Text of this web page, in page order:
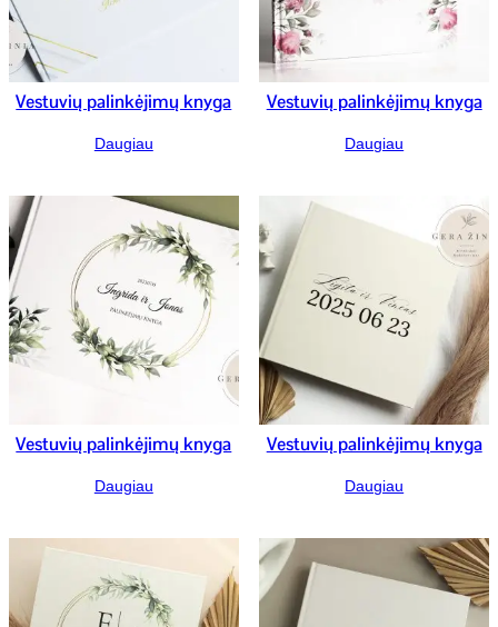
Vestuvių palinkėjimų knyga
Daugiau
Vestuvių palinkėjimų knyga
Daugiau
Vestuvių palinkėjimų knyga
Daugiau
Vestuvių palinkėjimų knyga
Daugiau